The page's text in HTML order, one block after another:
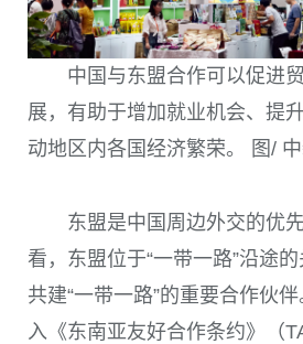
中国与东盟合作可以促进
展，有助于增加就业机会、提
动地区内各国经济繁荣。 图/
东盟是中国周边外交的优
看，东盟位于“一带一路”沿途
共建“一带一路”的重要合作伙
入《东南亚友好合作条约》（